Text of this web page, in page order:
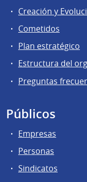
Creación y
Cometidos
Plan estratégico
Estructura del
Preguntas
Públicos
Empresas
Personas
Sindicatos